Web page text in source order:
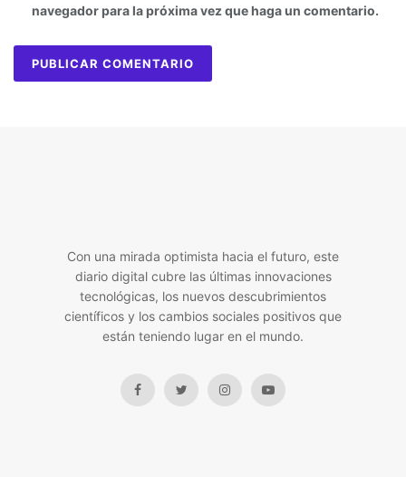
navegador para la próxima vez que haga un comentario.
Con una mirada optimista hacia el futuro, este
diario digital cubre las últimas innovaciones
tecnológicas, los nuevos descubrimientos
científicos y los cambios sociales positivos que
están teniendo lugar en el mundo.